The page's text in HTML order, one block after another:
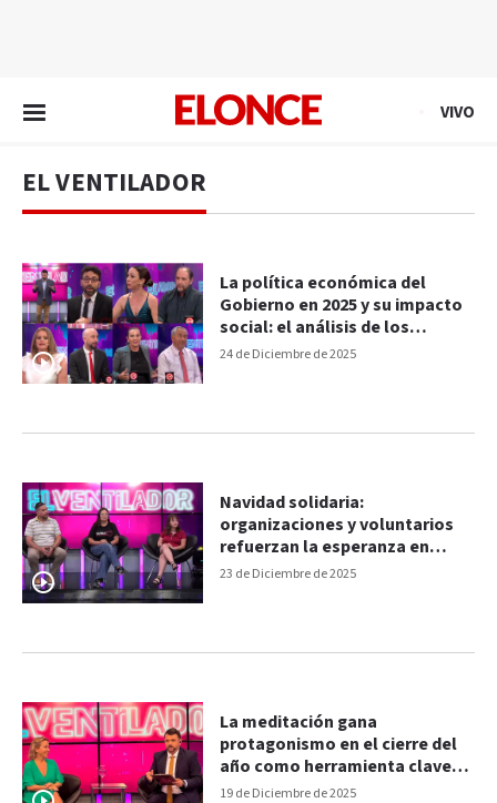
VIVO
EL VENTILADOR
24 de Diciembre de 2025
La política económica del
Gobierno en 2025 y su impacto
social: el análisis de los
periodistas de El Ventilador
23 de Diciembre de 2025
Navidad solidaria:
organizaciones y voluntarios
refuerzan la esperanza en
Paraná
19 de Diciembre de 2025
La meditación gana
protagonismo en el cierre del
año como herramienta clave
para cuidar la salud integral